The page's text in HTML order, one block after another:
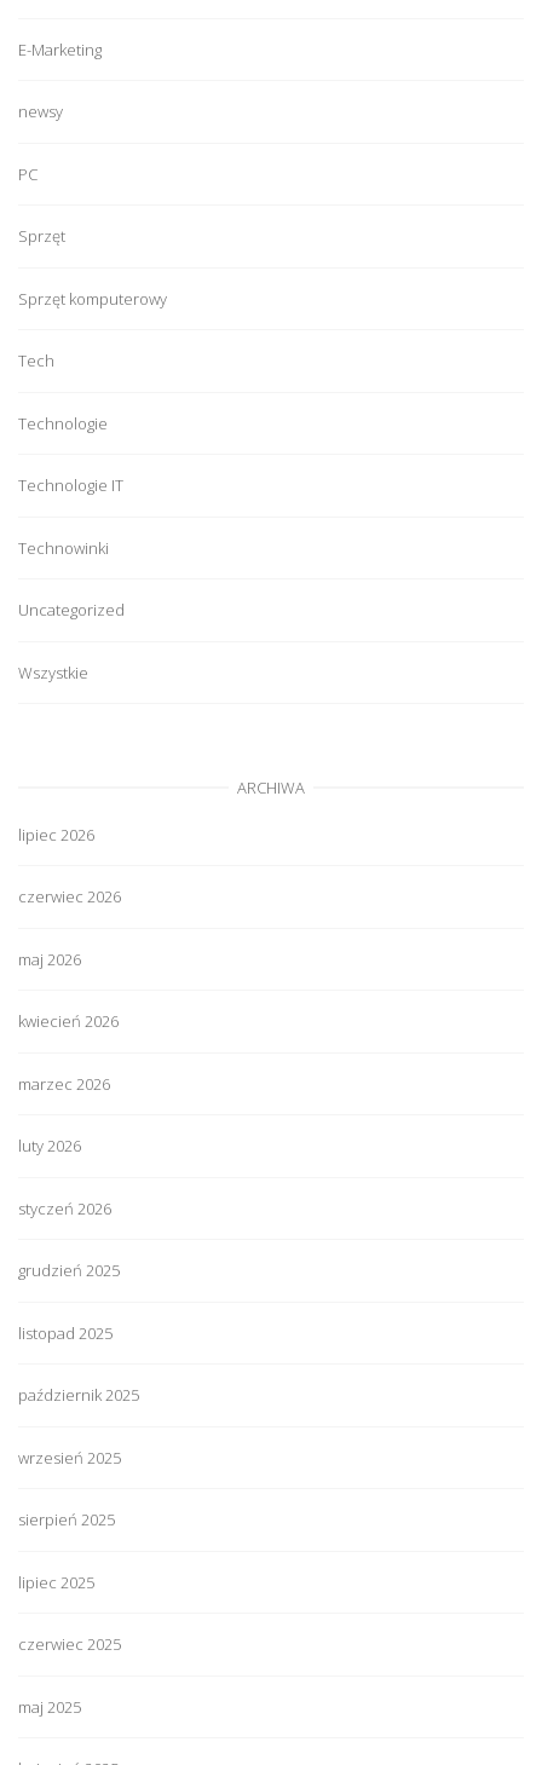
E-Marketing
newsy
PC
Sprzęt
Sprzęt komputerowy
Tech
Technologie
Technologie IT
Technowinki
Uncategorized
Wszystkie
ARCHIWA
lipiec 2026
czerwiec 2026
maj 2026
kwiecień 2026
marzec 2026
luty 2026
styczeń 2026
grudzień 2025
listopad 2025
październik 2025
wrzesień 2025
sierpień 2025
lipiec 2025
czerwiec 2025
maj 2025